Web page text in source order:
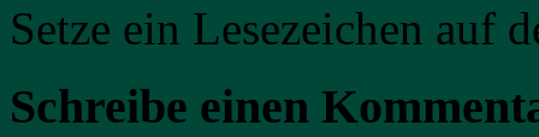
Setze ein Lesezeichen auf
Schreibe einen